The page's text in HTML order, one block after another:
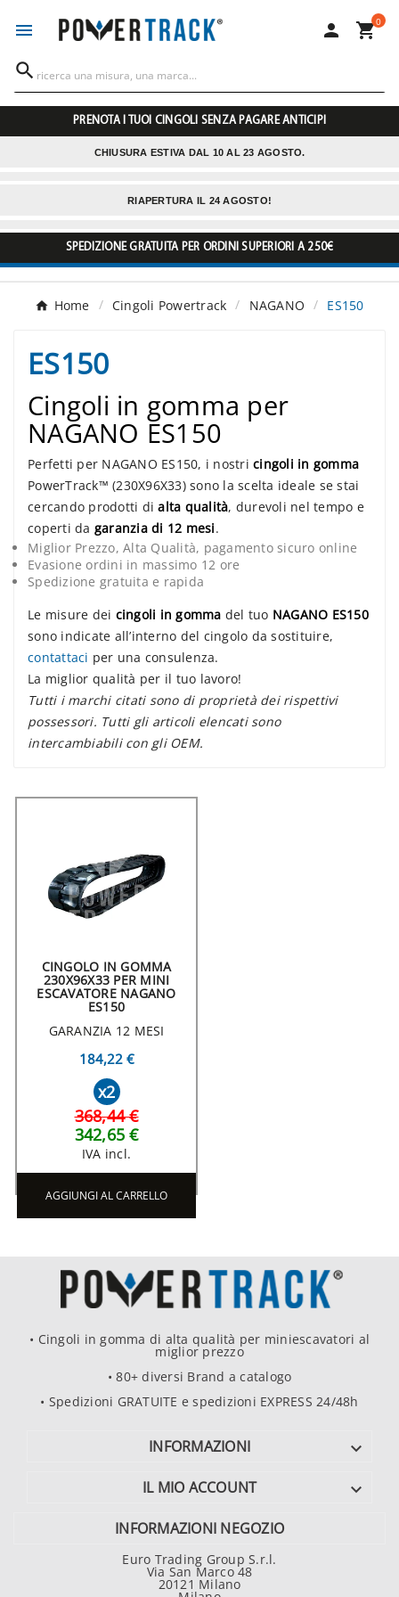
  0

PRENOTA I TUOI CINGOLI SENZA PAGARE ANTICIPI
CHIUSURA ESTIVA DAL 10 AL 23 AGOSTO.
RIAPERTURA IL 24 AGOSTO!
SPEDIZIONE GRATUITA PER ORDINI SUPERIORI A 250€
Home Cingoli Powertrack NAGANO ES150
ES150
Cingoli in gomma per
NAGANO ES150
Perfetti per NAGANO ES150, i nostri cingoli in gomma
PowerTrack™ (230X96X33) sono la scelta ideale se stai
cercando prodotti dialta qualità, durevoli nel tempo e
coperti da garanzia di 12 mesi.
Miglior Prezzo, Alta Qualità, pagamento sicuro online
Evasione ordini in massimo 12 ore
Spedizione gratuita e rapida
Le misure dei cingoli in gomma del tuo NAGANO ES150
sono indicate all’interno del cingolo da sostituire,
contattaci per una consulenza.
La miglior qualità per il tuo lavoro!
Tutti i marchi citati sono di proprietà dei rispettivi
possessori. Tutti gli articoli elencati sono
intercambiabili con gli OEM.
CINGOLO IN GOMMA
230X96X33 PER MINI
ESCAVATORE NAGANO
ES150
GARANZIA 12 MESI
184,22 €
x2
368,44 €
342,65 €
IVA incl.
AGGIUNGI AL CARRELLO
• Cingoli in gomma di alta qualità per miniescavatori al
miglior prezzo
• 80+ diversi Brand a catalogo
• Spedizioni GRATUITE e spedizioni EXPRESS 24/48h
INFORMAZIONI 
IL MIO ACCOUNT 
INFORMAZIONI NEGOZIO
Euro Trading Group S.r.l.
Via San Marco 48
20121 Milano